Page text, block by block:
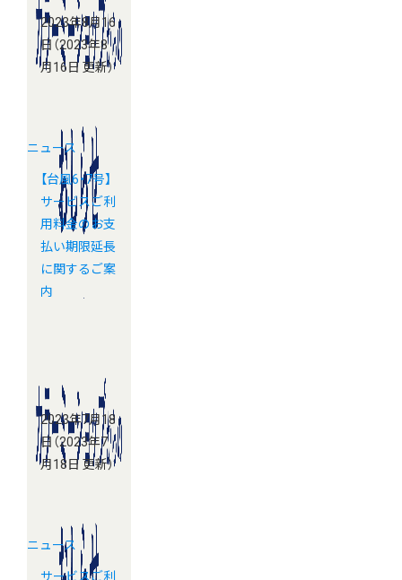
2023年8月16
日 （2023年8
月16日 更新）
ニュース
【台風6・7号】
サービスご利
用料金のお支
払い期限延長
に関するご案
内
2023年7月18
日 （2023年7
月18日 更新）
ニュース
サービスご利